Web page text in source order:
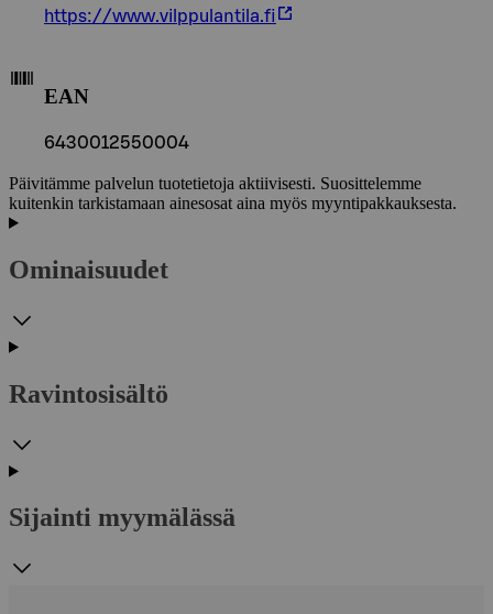
https://www.vilppulantila.fi
EAN
6430012550004
Päivitämme palvelun tuotetietoja aktiivisesti. Suosittelemme
kuitenkin tarkistamaan ainesosat aina myös myyntipakkauksesta.
Ominaisuudet
Ravintosisältö
Sijainti myymälässä